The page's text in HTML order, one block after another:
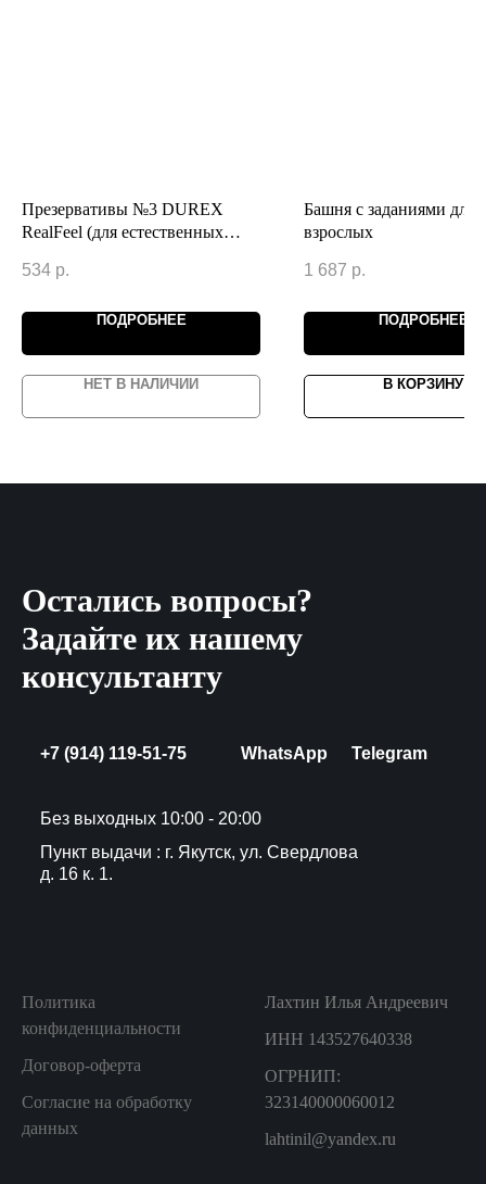
Презервативы №3 DUREX
RealFeel (для естественных
534 р.
ПОДРОБНЕЕ
НЕТ В НАЛИЧИИ
Башня с заданиями для
взрослых
1 687 р.
ПОДРОБНЕЕ
В КОРЗИНУ
Остались вопросы?
Задайте их нашему
консультанту
+7 (914) 119-51-75 WhatsApp Telegram
Без выходных 10:00 - 20:00
Пункт выдачи : г. Якутск, ул. Свердлова
д. 16 к. 1.
Политика
конфиденциальности
Договор-оферта
Согласие на обработку
данных
Лахтин Илья Андреевич
ИНН 143527640338
ОГРНИП:
323140000060012
lahtinil@yandex.ru